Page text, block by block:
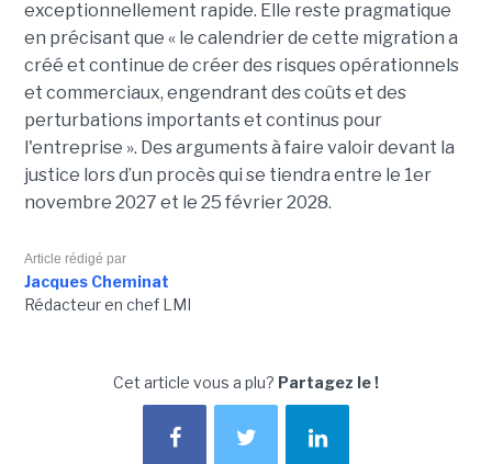
exceptionnellement rapide. Elle reste pragmatique
en précisant que « le calendrier de cette migration a
créé et continue de créer des risques opérationnels
et commerciaux, engendrant des coûts et des
perturbations importants et continus pour
l'entreprise ». Des arguments à faire valoir devant la
justice lors d’un procès qui se tiendra entre le 1er
novembre 2027 et le 25 février 2028.
Article rédigé par
Jacques Cheminat
Rédacteur en chef LMI
Cet article vous a plu? Partagez le !